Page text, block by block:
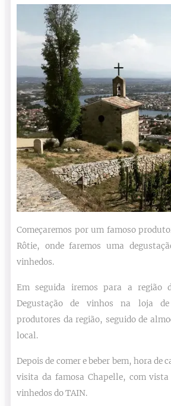
Começaremos por um famoso
Rôtie, onde faremos uma
vinhedos.
Em seguida iremos para a região
Degustação de vinhos na loja
produtores da região, seguido de
local.
Depois de comer e beber bem, hora de
visita da famosa Chapelle, com
vinhedos do TAIN.